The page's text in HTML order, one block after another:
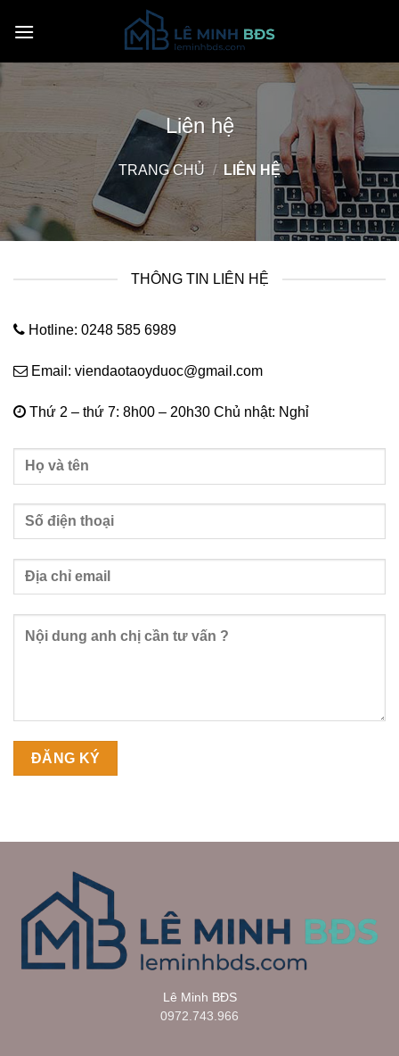
qua
Liên hệ
TRANG CHỦ / LIÊN HỆ
THÔNG TIN LIÊN HỆ
Hotline: 0248 585 6989
Email: viendaotaoyduoc@gmail.com
Thứ 2 – thứ 7: 8h00 – 20h30 Chủ nhật: Nghỉ
Lê Minh BĐS
0972.743.966